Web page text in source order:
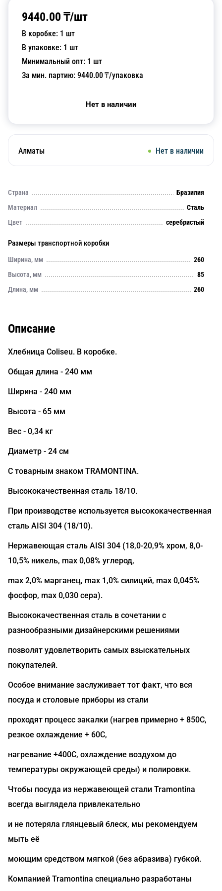
9440.00 ₸/шт
В коробке: 1 шт
В упаковке: 1 шт
Минимальный опт: 1 шт
За мин. партию: 9440.00₸/упаковка
Нет в наличии
Алматы Нет в наличии
Страна
Бразилия
Материал
Сталь
Цвет
серебристый
Размеры транспортной коробки
Ширина, мм
260
Высота, мм
85
Длина, мм
260
Описание
Хлебница Coliseu. В коробке.
Общая длина - 240 мм
Ширина - 240 мм
Высота - 65 мм
Вес - 0,34 кг
Диаметр - 24 см
С товарным знаком TRAMONTINA.
Высококачественная сталь 18/10.
При производстве используется высококачественная
сталь AISI 304 (18/10).
Нержавеющая сталь AISI 304 (18,0-20,9% хром, 8,0-
10,5% никель, max 0,08% углерод,
max 2,0% марганец, max 1,0% силиций, max 0,045%
фосфор, max 0,030 сера).
Высококачественная сталь в сочетании с
разнообразными дизайнерскими решениями
позволят удовлетворить самых взыскательных
покупателей.
Особое внимание заслуживает тот факт, что вся
посуда и столовые приборы из стали
проходят процесс закалки (нагрев примерно + 850C,
резкое охлаждение + 60С,
нагревание +400C, охлаждение воздухом до
температуры окружающей среды) и полировки.
Чтобы посуда из нержавеющей стали Tramontina
всегда выглядела привлекательно
и не потеряла глянцевый блеск, мы рекомендуем
мыть её
моющим средством мягкой (без абразива) губкой.
Компанией Tramontina специально разработаны